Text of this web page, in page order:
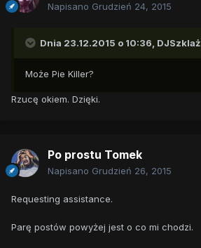
Napisano Grudzień 24, 2015
Dnia 23.12.2015 o 10:36, DJSzklaż
Może Pie Killer?
Rzucę okiem. Dzięki.
Po prostu Tomek
Napisano Grudzień 26, 2015
Requesting assistance.
Parę postów powyżej jest o co mi chodzi.